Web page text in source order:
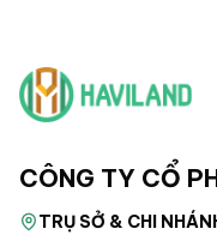
CÔNG TY CỔ
TRỤ SỞ & CHI